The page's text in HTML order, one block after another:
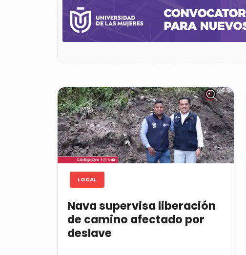
LOCAL
Nava supervisa liberación
de camino afectado por
deslave